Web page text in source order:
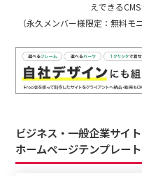
えできる
（永久メンバー様限定：無料
ビジネス・一般企業サイ
ホームページテンプレート